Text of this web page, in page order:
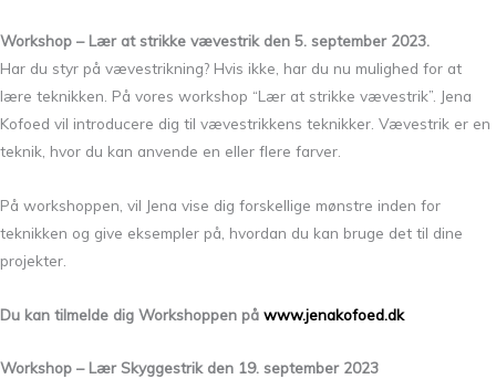
Workshop – Lær at strikke vævestrik den 5. september 2023.
Har du styr på vævestrikning? Hvis ikke, har du nu mulighed for at
lære teknikken. På vores workshop “Lær at strikke vævestrik”. Jena
Kofoed vil introducere dig til vævestrikkens teknikker. Vævestrik er en
teknik, hvor du kan anvende en eller flere farver.
På workshoppen, vil Jena vise dig forskellige mønstre inden for
teknikken og give eksempler på, hvordan du kan bruge det til dine
projekter.
Du kan tilmelde dig Workshoppen på www.jenakofoed.dk
Workshop – Lær Skyggestrik den 19. september 2023